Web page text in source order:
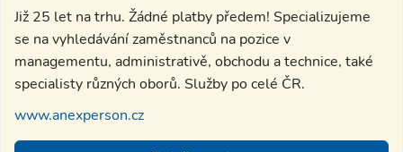
Již 25 let na trhu. Žádné platby předem! Specializujeme
se na vyhledávání zaměstnanců na pozice v
managementu, administrativě, obchodu a technice, také
specialisty různých oborů. Služby po celé ČR.
www.anexperson.cz